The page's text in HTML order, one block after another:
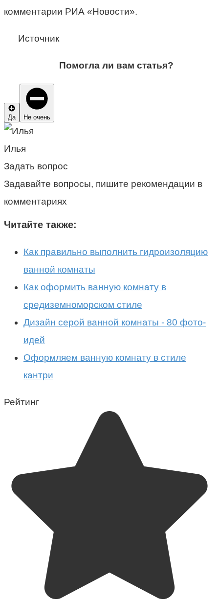
комментарии РИА «Новости».
Источник
Помогла ли вам статья?
Да Не очень
Илья
Задать вопрос
Задавайте вопросы, пишите рекомендации в
комментариях
Читайте также:
Как правильно выполнить гидроизоляцию
ванной комнаты
Как оформить ванную комнату в
средиземноморском стиле
Дизайн серой ванной комнаты - 80 фото-
идей
Оформляем ванную комнату в стиле
кантри
Рейтинг